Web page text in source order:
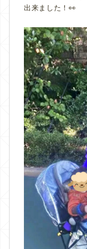
出来ました！👀